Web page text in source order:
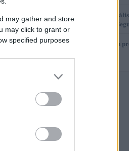
may gather and store
may click to grant or
specified purposes
4
Gana Crédito:
Funcionalidad y
5 Cómo construir tu